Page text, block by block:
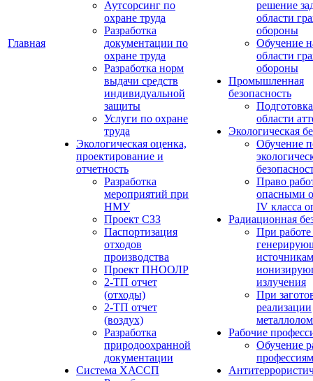
Главная
Аутсорсинг по
охране труда
Разработка
документации по
охране труда
Разработка норм
выдачи средств
индивидуальной
защиты
Услуги по охране
труда
Экологическая оценка,
проектирование и
отчетность
Разработка
мероприятий при
НМУ
Проект СЗЗ
Паспортизация
отходов
производства
Проект ПНООЛР
2-ТП отчет
(отходы)
2-ТП отчет
(воздух)
Разработка
природоохранной
документации
Система ХАССП
решение
области
обороны
Обучение
области
обороны
Промышленная
безопасность
области
Экологическая
Обучение
Право
опасными
IV класса
Радиационная
При работе
излучения
При
реализации
Рабочие
Обучение
профессиям